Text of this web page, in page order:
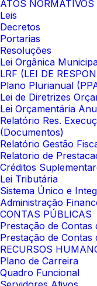
ATOS NORMATIVOS
Leis
Decretos
Portarias
Resoluções
Lei Orgânica
LRF (LEI DE
Plano Plurianual
Lei de Diretrizes
Lei Orçamentária
Relatório Res.
(Documentos)
Relatório Gestão
Relatorio de
Créditos
Lei Tributária
Sistema Único e
Administração
CONTAS PÚBLICAS
Prestação de Contas
Prestação de Contas
RECURSOS
Plano de Carreira
Quadro Funcional